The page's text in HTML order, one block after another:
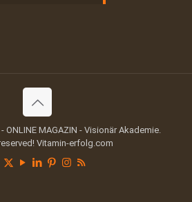
MAGAZIN - Visionär Akademie.
Vitamin-erfolg.com